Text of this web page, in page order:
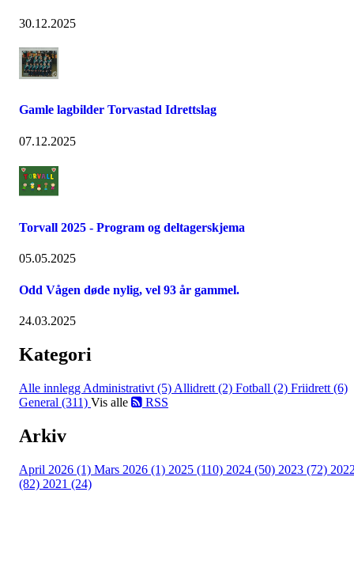
30.12.2025
Gamle lagbilder Torvastad Idrettslag
07.12.2025
Torvall 2025 - Program og deltagerskjema
05.05.2025
Odd Vågen døde nylig, vel 93 år gammel.
24.03.2025
Kategori
Alle innlegg Administrativt (5) Allidrett (2) Fotball (2) Friidrett (6)
General (311) Vis alle RSS
Arkiv
April 2026 (1) Mars 2026 (1) 2025 (110) 2024 (50) 2023 (72)
(82) 2021 (24)